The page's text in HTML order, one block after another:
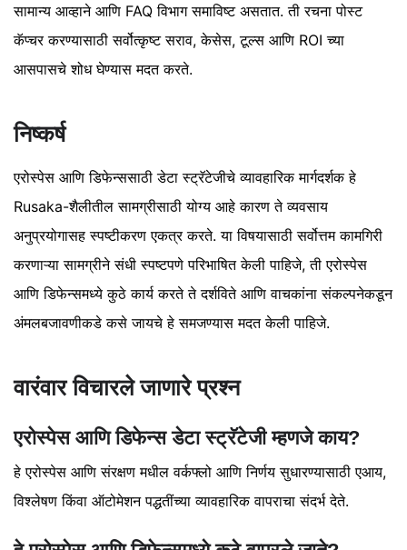
सामान्य आव्हाने आणि FAQ विभाग समाविष्ट असतात. ती रचना पोस्ट
कॅप्चर करण्यासाठी सर्वोत्कृष्ट सराव, केसेस, टूल्स आणि ROI च्या
आसपासचे शोध घेण्यास मदत करते.
निष्कर्ष
एरोस्पेस आणि डिफेन्ससाठी डेटा स्ट्रॅटेजीचे व्यावहारिक मार्गदर्शक हे
Rusaka-शैलीतील सामग्रीसाठी योग्य आहे कारण ते व्यवसाय
अनुप्रयोगासह स्पष्टीकरण एकत्र करते. या विषयासाठी सर्वोत्तम कामगिरी
करणाऱ्या सामग्रीने संधी स्पष्टपणे परिभाषित केली पाहिजे, ती एरोस्पेस
आणि डिफेन्समध्ये कुठे कार्य करते ते दर्शविते आणि वाचकांना संकल्पनेकडून
अंमलबजावणीकडे कसे जायचे हे समजण्यास मदत केली पाहिजे.
वारंवार विचारले जाणारे प्रश्न
एरोस्पेस आणि डिफेन्स डेटा स्ट्रॅटेजी म्हणजे काय?
हे एरोस्पेस आणि संरक्षण मधील वर्कफ्लो आणि निर्णय सुधारण्यासाठी एआय,
विश्लेषण किंवा ऑटोमेशन पद्धतींच्या व्यावहारिक वापराचा संदर्भ देते.